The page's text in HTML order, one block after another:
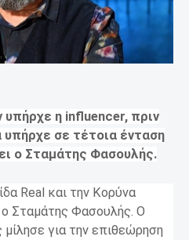
υπήρχε η influencer, πριν
σε τέτοια ένταση
ο Σταμάτης Φασουλής.
Real και την Κορύνα
Σταμάτης Φασουλής. Ο
για την επιθεώρηση